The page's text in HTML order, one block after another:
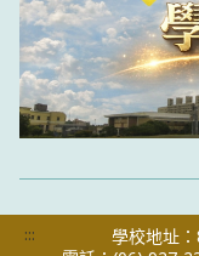
:::
學校地址